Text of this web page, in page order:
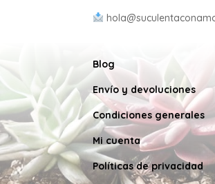
Blog
Envío y devoluciones
Condiciones generales
Mi cuenta
Políticas de privacidad